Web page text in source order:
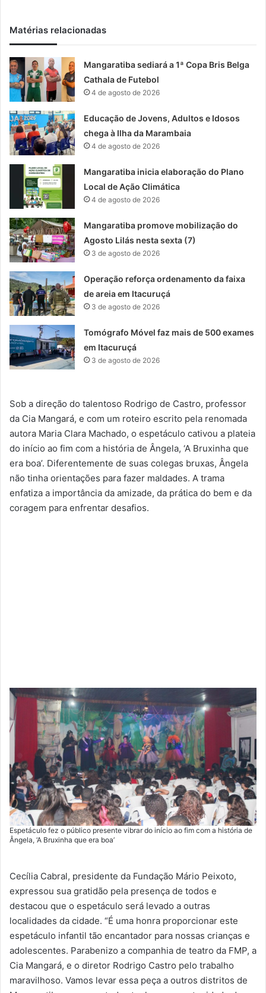
Matérias relacionadas
Mangaratiba sediará a 1ª Copa Bris Belga
Cathala de Futebol
4 de agosto de 2026
Educação de Jovens, Adultos e Idosos
chega à Ilha da Marambaia
4 de agosto de 2026
Mangaratiba inicia elaboração do Plano
Local de Ação Climática
4 de agosto de 2026
Mangaratiba promove mobilização do
Agosto Lilás nesta sexta (7)
3 de agosto de 2026
Operação reforça ordenamento da faixa
de areia em Itacuruçá
3 de agosto de 2026
Tomógrafo Móvel faz mais de 500 exames
em Itacuruçá
3 de agosto de 2026
Sob a direção do talentoso Rodrigo de Castro, professor
da Cia Mangará, e com um roteiro escrito pela renomada
autora Maria Clara Machado, o espetáculo cativou a plateia
do início ao fim com a história de Ângela, ‘A Bruxinha que
era boa’. Diferentemente de suas colegas bruxas, Ângela
não tinha orientações para fazer maldades. A trama
enfatiza a importância da amizade, da prática do bem e da
coragem para enfrentar desafios.
Espetáculo fez o público presente vibrar do início ao fim com a história de
Ângela, ‘A Bruxinha que era boa’
Cecília Cabral, presidente da Fundação Mário Peixoto,
expressou sua gratidão pela presença de todos e
destacou que o espetáculo será levado a outras
localidades da cidade. “É uma honra proporcionar este
espetáculo infantil tão encantador para nossas crianças e
adolescentes. Parabenizo a companhia de teatro da FMP, a
Cia Mangará, e o diretor Rodrigo Castro pelo trabalho
maravilhoso. Vamos levar essa peça a outros distritos de